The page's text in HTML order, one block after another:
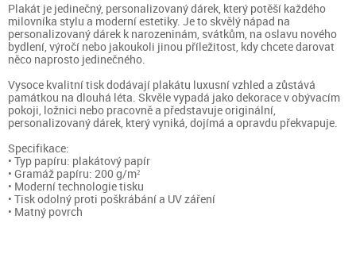
Plakát je jedinečný, personalizovaný dárek, který potěší každého
milovníka stylu a moderní estetiky. Je to skvělý nápad na
personalizovaný dárek k narozeninám, svátkům, na oslavu nového
bydlení, výročí nebo jakoukoli jinou příležitost, kdy chcete darovat
něco naprosto jedinečného.
Vysoce kvalitní tisk dodávají plakátu luxusní vzhled a zůstává
památkou na dlouhá léta. Skvěle vypadá jako dekorace v obývacím
pokoji, ložnici nebo pracovně a představuje originální,
personalizovaný dárek, který vyniká, dojímá a opravdu překvapuje.
Specifikace:
• Typ papíru: plakátový papír
• Gramáž papíru: 200 g/m²
• Moderní technologie tisku
• Tisk odolný proti poškrábání a UV záření
• Matný povrch